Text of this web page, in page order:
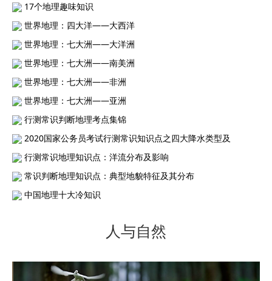
17个地理趣味知识
世界地理：四大洋——大西洋
世界地理：七大洲——大洋洲
世界地理：七大洲——南美洲
世界地理：七大洲——非洲
世界地理：七大洲——亚洲
行测常识判断地理考点集锦
2020国家公务员考试行测常识知识点之四大降水类型及
行测常识地理知识点：洋流分布及影响
常识判断地理知识点：典型地貌特征及其分布
中国地理十大冷知识
人与自然